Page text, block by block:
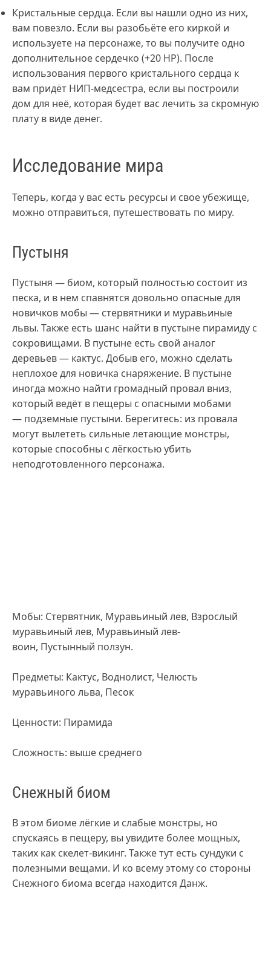
Кристальные сердца. Если вы нашли одно из них,
вам повезло. Если вы разобьёте его киркой и
используете на персонаже, то вы получите одно
дополнительное сердечко (+20 HP). После
использования первого кристального сердца к
вам придёт НИП-медсестра, если вы построили
дом для неё, которая будет вас лечить за скромную
плату в виде денег.
Исследование мира
Теперь, когда у вас есть ресурсы и свое убежище,
можно отправиться, путешествовать по миру.
Пустыня
Пустыня — биом, который полностью состоит из
песка, и в нем спавнятся довольно опасные для
новичков мобы — стервятники и муравьиные
львы. Также есть шанс найти в пустыне пирамиду с
сокровищами. В пустыне есть свой аналог
деревьев — кактус. Добыв его, можно сделать
неплохое для новичка снаряжение. В пустыне
иногда можно найти громадный провал вниз,
который ведёт в пещеры с опасными мобами
— подземные пустыни. Берегитесь: из провала
могут вылететь сильные летающие монстры,
которые способны с лёгкостью убить
неподготовленного персонажа.
Мобы: Стервятник, Муравьиный лев, Взрослый
муравьиный лев, Муравьиный лев-
воин, Пустынный ползун.
Предметы: Кактус, Воднолист, Челюсть
муравьиного льва, Песок
Ценности: Пирамида
Сложность: выше среднего
Снежный биом
В этом биоме лёгкие и слабые монстры, но
спускаясь в пещеру, вы увидите более мощных,
таких как скелет-викинг. Также тут есть сундуки с
полезными вещами. И ко всему этому со стороны
Снежного биома всегда находится Данж.